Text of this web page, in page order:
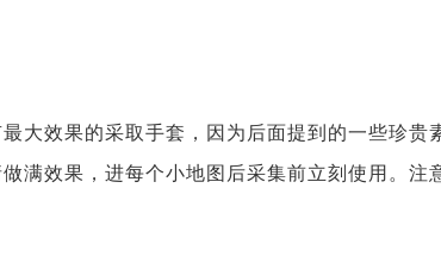
大效果的采取手套，因为后面提到的一些珍贵
满效果，进每个小地图后采集前立刻使用。注